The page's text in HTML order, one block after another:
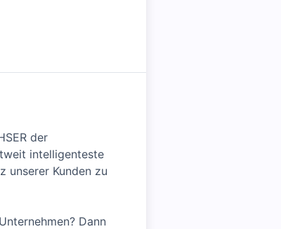
der
intelligenteste
unserer Kunden zu
Dann